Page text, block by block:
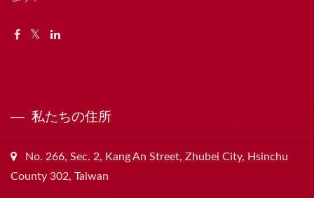
私たちの住所
No. 266, Sec. 2, Kang An Street, Zhubei City, Hsinchu
County 302, Taiwan